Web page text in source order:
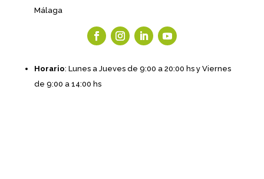
Málaga
Horario: Lunes a Jueves de 9:00 a 20:00 hs y Viernes
de 9:00 a 14:00 hs